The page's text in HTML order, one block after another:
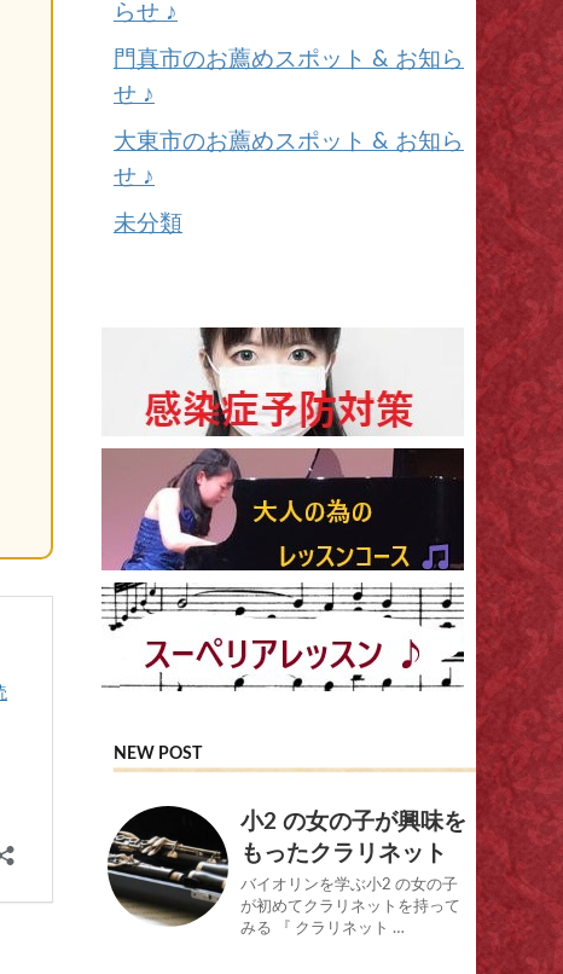
らせ ♪
門真市のお薦めスポット & お知ら
せ ♪
大東市のお薦めスポット & お知ら
せ ♪
未分類
NEW POST
小2 の女の子が興味を
もったクラリネット
バイオリンを学ぶ小2 の女の子
が初めてクラリネットを持って
みる 『 クラリネット …